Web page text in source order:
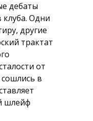
дебаты
клуба. Одни
другие
трактат
от
в
шлейф